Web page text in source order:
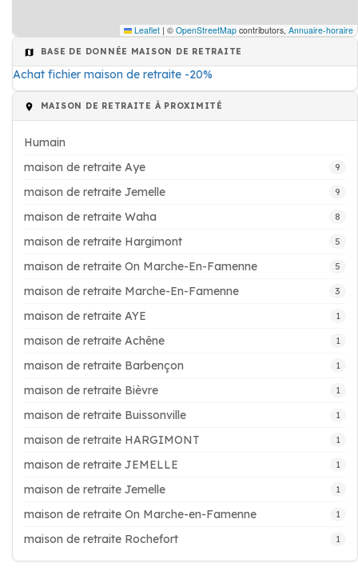
Leaflet | © OpenStreetMap contributors, Annuaire-horaire
BASE DE DONNÉE MAISON DE RETRAITE
Achat fichier maison de retraite -20%
MAISON DE RETRAITE À PROXIMITÉ
Humain
maison de retraite Aye
9
maison de retraite Jemelle 9
maison de retraite Waha 8
maison de retraite Hargimont 5
maison de retraite On Marche-En-Famenne 5
maison de retraite Marche-En-Famenne 3
maison de retraite AYE 1
maison de retraite Achêne 1
maison de retraite Barbençon 1
maison de retraite Bièvre 1
maison de retraite Buissonville 1
maison de retraite HARGIMONT 1
maison de retraite JEMELLE 1
maison de retraite Jemelle 1
maison de retraite On Marche-en-Famenne 1
maison de retraite Rochefort 1